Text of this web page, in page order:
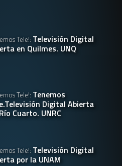
Tele!: Televisión Digital
en Quilmes. UNQ
Tele!: Tenemos
Digital Abierta
Cuarto. UNRC
Tele!: Televisión Digital
por la UNAM